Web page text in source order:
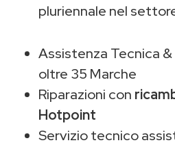
pluriennale nel
Assistenza Tecnica
oltre 35 Marche
Riparazioni con
Hotpoint
Servizio tecnico